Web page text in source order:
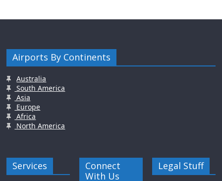
Airports By Continents
Australia
South America
Asia
Europe
Africa
North America
Services
Connect
With Us
Legal Stuff